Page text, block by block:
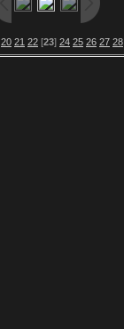
20 21 22 [23] 24 25 26 27 28